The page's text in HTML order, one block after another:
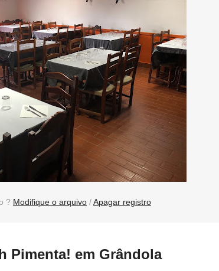
? Modifique o arquivo /Apagar registro
Pimenta! em Grândola